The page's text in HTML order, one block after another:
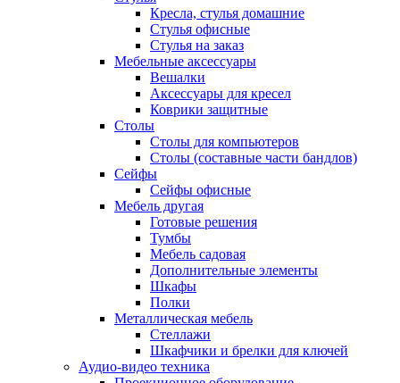
Кресла, стулья домашние
Стулья офисные
Стулья на заказ
Мебельные аксессуары
Вешалки
Аксессуары для кресел
Коврики защитные
Столы
Столы для компьютеров
Столы (составные части бандлов)
Сейфы
Сейфы офисные
Мебель другая
Готовые решения
Тумбы
Мебель садовая
Дополнительные элементы
Шкафы
Полки
Металлическая мебель
Стеллажи
Шкафчики и брелки для ключей
Аудио-видео техника